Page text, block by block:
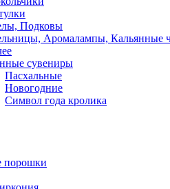
Подковы
Аромалампы, Кальянные
сувениры
Пасхальные
Новогодние
Символ года кролика